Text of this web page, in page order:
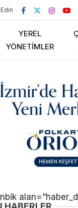
YEREL
YÖNETIMLER